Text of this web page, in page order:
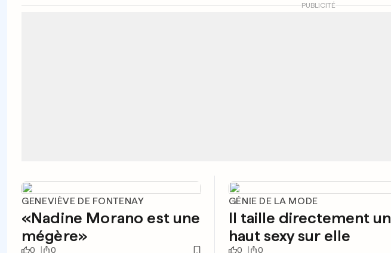
PUBLICITÉ
GENEVIÈVE DE FONTENAY
«Nadine Morano est une
mégère»
0 0
GÉNIE DE LA MODE
Il taille directement un
haut sexy sur elle
0 0